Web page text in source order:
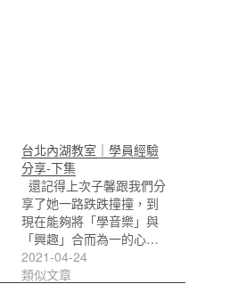
台北內湖教室｜學員經驗
分享-下集
還記得上次子馨跟我們分
享了她一路跌跌撞撞，到
現在能夠將「學音樂」與
「興趣」合而為一的心…
2021-04-24
類似文章